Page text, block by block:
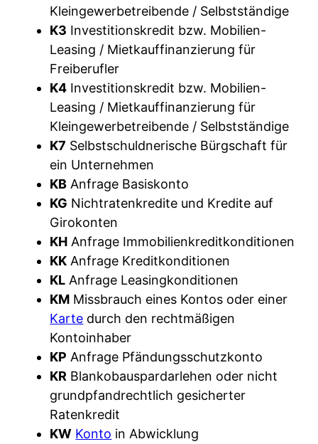
Kleingewerbetreibende / Selbstständige
K3 Investitionskredit bzw. Mobilien-
Leasing / Mietkauffinanzierung für
Freiberufler
K4 Investitionskredit bzw. Mobilien-
Leasing / Mietkauffinanzierung für
Kleingewerbetreibende / Selbstständige
K7 Selbstschuldnerische Bürgschaft für
ein Unternehmen
KB Anfrage Basiskonto
KG Nichtratenkredite und Kredite auf
Girokonten
KH Anfrage Immobilienkreditkonditionen
KK Anfrage Kreditkonditionen
KL Anfrage Leasingkonditionen
KM Missbrauch eines Kontos oder einer
Karte durch den rechtmäßigen
Kontoinhaber
KP Anfrage Pfändungsschutzkonto
KR Blankobauspardarlehen oder nicht
grundpfandrechtlich gesicherter
Ratenkredit
KW Konto in Abwicklung